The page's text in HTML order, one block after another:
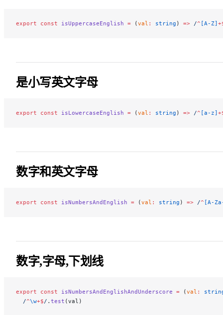
export const isUppercaseEnglish = (val : string ) => /^ [A-Z]
是小写英文字母
export const isLowercaseEnglish = (val : string ) => /^ [a-z]
数字和英文字母
export const isNumbersAndEnglish = (val : string ) => /^ [A-
数字,字母,下划线
export const isNumbersAndEnglishAndUnderscore = (val :
  /
^\w+$/ . test (val)